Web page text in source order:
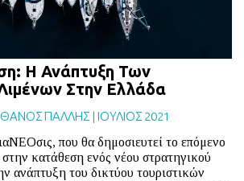
ΕΚΔΟΣΕΙΣ
Η Ανάπτυξη Των
Στην Ελλάδα
ΘΑΝΟΣ ΠΑΛΛΗΣ | ΙΟΥΛΙΟΣ 2021
που θα δημοσιευτεί το επόμενο
κατάθεση ενός νέου στρατηγικού
ανάπτυξη του δικτύου τουριστικών